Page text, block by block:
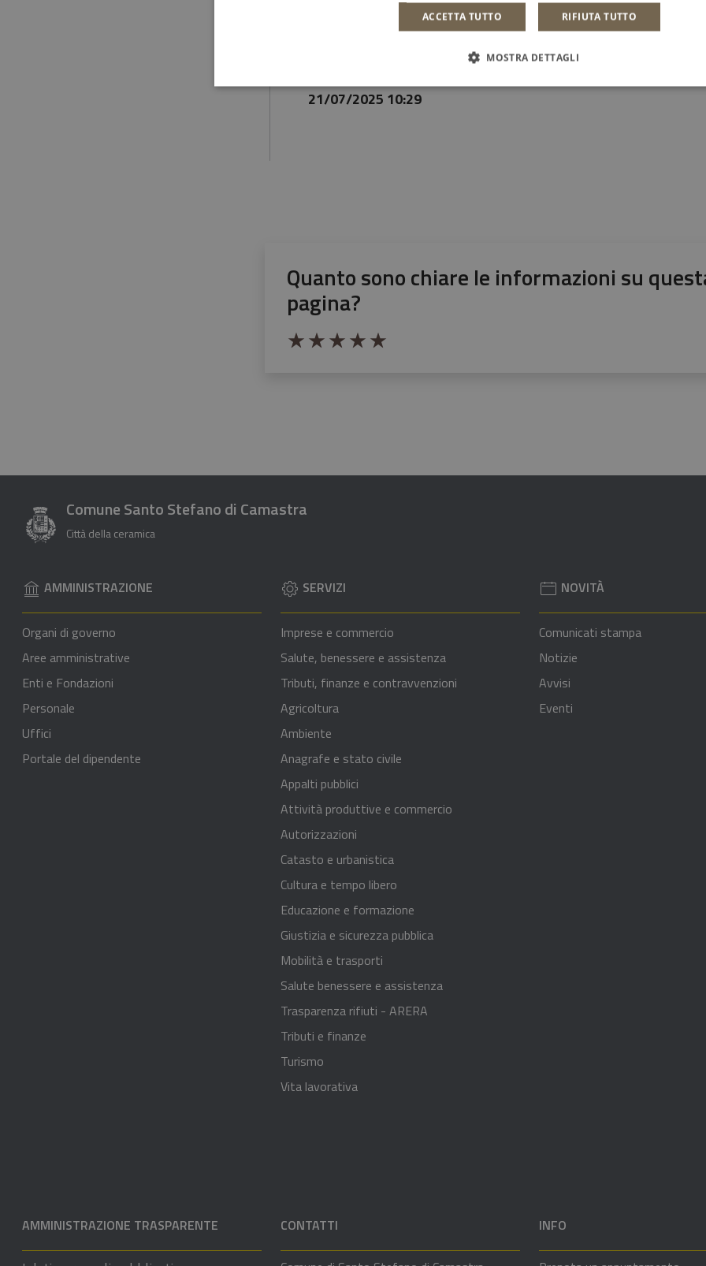
21/07/2025 10:29
Quanto sono chiare le informazioni su
pagina?
Valuta da 1 a 5 stelle la pagina
Comune Santo Stefano di Camastra
Città della ceramica
AMMINISTRAZIONE
Organi di governo
Aree amministrative
Enti e Fondazioni
Personale
Uffici
Portale del dipendente
SERVIZI
Imprese e commercio
Salute, benessere e assistenza
Tributi, finanze e contravvenzioni
Agricoltura
Ambiente
Anagrafe e stato civile
Appalti pubblici
Attività produttive e commercio
Autorizzazioni
Catasto e urbanistica
Cultura e tempo libero
Educazione e formazione
Giustizia e sicurezza pubblica
Mobilità e trasporti
Salute benessere e assistenza
Trasparenza rifiuti - ARERA
Tributi e finanze
Turismo
Vita lavorativa
NOVITÀ
Comunicati stampa
Notizie
Avvisi
Eventi
AMMINISTRAZIONE TRASPARENTE CONTATTI INFO
ACCETTA TUTTO RIFIUTA TUTTO
MOSTRA DETTAGLI